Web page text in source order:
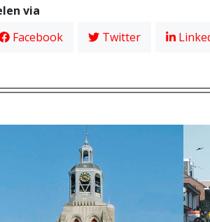
via
Facebook
Twitter